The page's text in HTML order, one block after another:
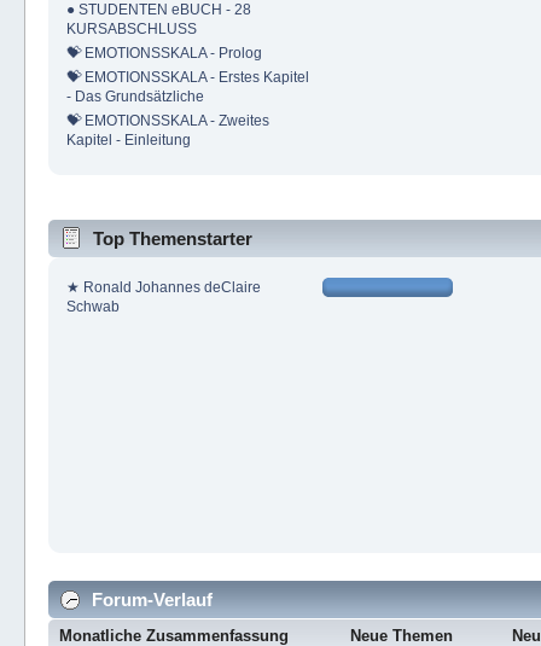
● STUDENTEN eBUCH - 28
KURSABSCHLUSS
💝 EMOTIONSSKALA - Prolog
💝 EMOTIONSSKALA - Erstes Kapitel
- Das Grundsätzliche
💝 EMOTIONSSKALA - Zweites
Kapitel - Einleitung
Top Themenstarter
★ Ronald Johannes deClaire
Schwab
Forum-Verlauf
Monatliche Zusammenfassung Neue Themen